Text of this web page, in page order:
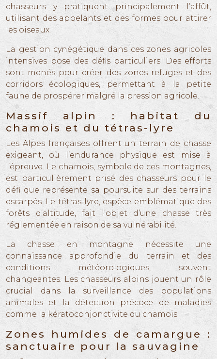
chasseurs y pratiquent principalement l’affût,
utilisant des appelants et des formes pour attirer
les oiseaux.
La gestion cynégétique dans ces zones agricoles
intensives pose des défis particuliers. Des efforts
sont menés pour créer des zones refuges et des
corridors écologiques, permettant à la petite
faune de prospérer malgré la pression agricole.
Massif alpin : habitat du
chamois et du tétras-lyre
Les Alpes françaises offrent un terrain de chasse
exigeant, où l’endurance physique est mise à
l’épreuve. Le chamois, symbole de ces montagnes,
est particulièrement prisé des chasseurs pour le
défi que représente sa poursuite sur des terrains
escarpés. Le tétras-lyre, espèce emblématique des
forêts d’altitude, fait l’objet d’une chasse très
réglementée en raison de sa vulnérabilité.
La chasse en montagne nécessite une
connaissance approfondie du terrain et des
conditions météorologiques, souvent
changeantes. Les chasseurs alpins jouent un rôle
crucial dans la surveillance des populations
animales et la détection précoce de maladies
comme la kératoconjonctivite du chamois.
Zones humides de camargue :
sanctuaire pour la sauvagine